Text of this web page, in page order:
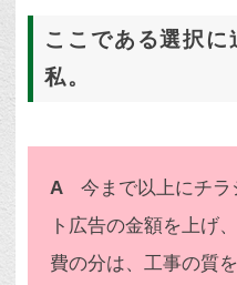
ここである選択
私。
A 今まで以上にチ
ト広告の金額を上げ
費の分は、工事の質